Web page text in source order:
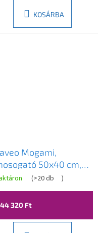
KOSÁRBA
Mogami,
50x40 cm,
asztali
fekete-
fehér, LAV-VUM_7250
(>20 db )
44 320 Ft